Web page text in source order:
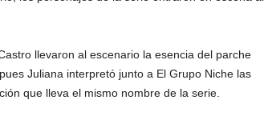
llevaron al escenario la esencia del parche
Juliana interpretó junto a El Grupo Niche las
que lleva el mismo nombre de la serie.